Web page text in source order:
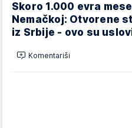
Skoro 1.000 evra
Nemačkoj: Otvorene
iz Srbije - ovo su
Komentariši